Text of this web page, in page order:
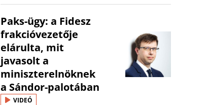
Paks-ügy: a Fidesz
frakcióvezetője
elárulta, mit
javasolt a
miniszterelnöknek
a Sándor-palotában
VIDEÓ